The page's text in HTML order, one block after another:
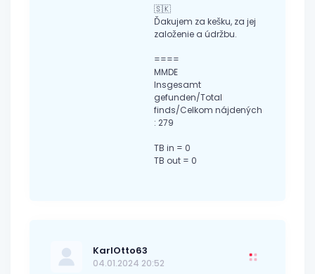
🇸🇰
Ďakujem za kešku, za jej
založenie a údržbu.
====
MMDE
Insgesamt
gefunden/Total
finds/Celkom nájdených
: 279
TB in = 0
TB out = 0
KarlOtto63
04.01.2024 20:52